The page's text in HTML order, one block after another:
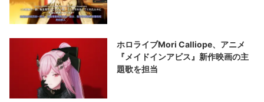
ホロライブMori Calliope、アニメ
『メイドインアビス』新作映画の主
題歌を担当